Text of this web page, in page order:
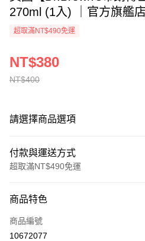
270ml (1入) ｜官方旗艦店
超取滿NT$490免運
NT$400
NT$380
請選擇商品選項
付款與運送方式
超取滿NT$490免運
信用卡一次付款
超商取貨付款
商品特色
商品編號
10672077